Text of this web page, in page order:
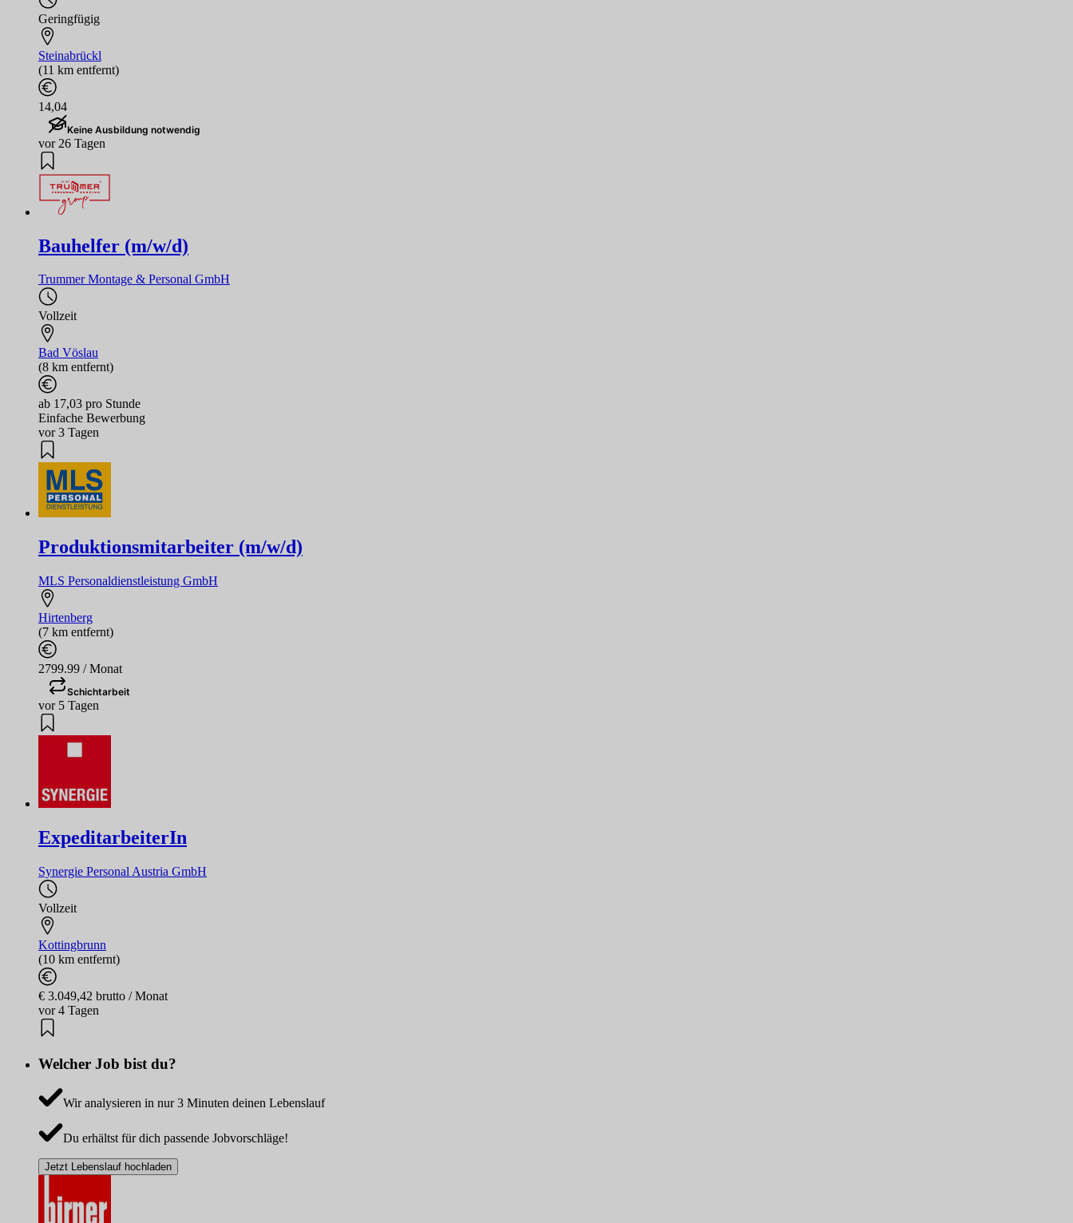
Geringfügig
Steinabrückl
(11 km entfernt)
14,04
Keine Ausbildung notwendig
vor 26 Tagen
Bauhelfer (m/w/d)
Trummer Montage & Personal GmbH
Vollzeit
Bad Vöslau
(8 km entfernt)
ab 17,03 pro Stunde
Einfache Bewerbung
vor 3 Tagen
Produktionsmitarbeiter (m/w/d)
MLS Personaldienstleistung GmbH
Hirtenberg
(7 km entfernt)
2799.99 / Monat
Schichtarbeit
vor 5 Tagen
ExpeditarbeiterIn
Synergie Personal Austria GmbH
Vollzeit
Kottingbrunn
(10 km entfernt)
€ 3.049,42 brutto / Monat
vor 4 Tagen
Welcher Job bist du?
Wir analysieren in nur 3 Minuten deinen Lebenslauf
Du erhältst für dich passende Jobvorschläge!
Jetzt Lebenslauf hochladen